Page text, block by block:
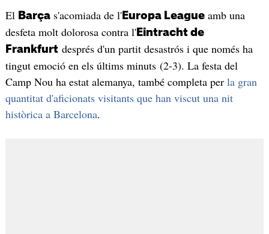
El Barças'acomiada de l'Europa Leagueamb una
desfeta molt dolorosa contra l'Eintracht de
Frankfurtdesprés d'un partit desastrós i que només ha
tingut emoció en els últims minuts (2-3). La festa del
Camp Nou ha estat alemanya, també completa per la gran
quantitat d'aficionats visitants que han viscut una nit
històrica a Barcelona.